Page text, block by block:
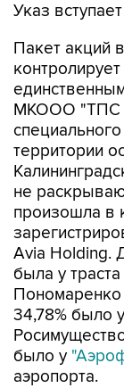
Указ
Пакет акций
МКООО "ТПС
территории
не
произошла в
Avia Holding.
была у
Пономаренко
34,78% было
было у
аэропорта.